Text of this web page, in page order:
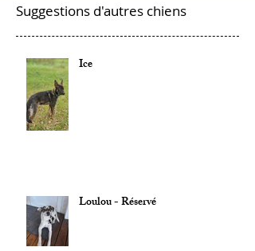
Suggestions d'autres chiens
Ice
Loulou - Réservé